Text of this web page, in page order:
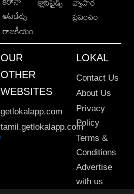
అప్‌డేట్స్
రాజకీయం
ప్రపంచం
OUR
OTHER
WEBSITES
getlokalapp.com
tamil.getlokalapp.com
LOKAL
Contact Us
About Us
Privacy
Policy
Terms &
Conditions
Advertise
with us